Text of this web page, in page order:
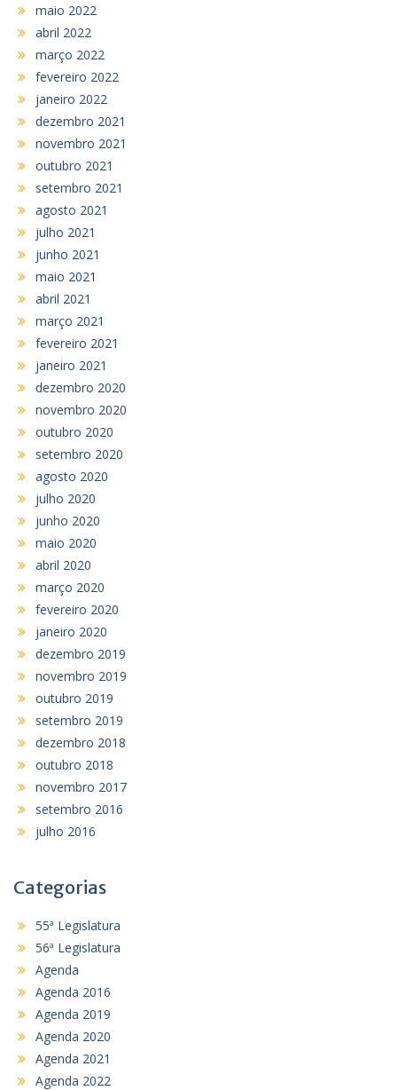
maio 2022
abril 2022
março 2022
fevereiro 2022
janeiro 2022
dezembro 2021
novembro 2021
outubro 2021
setembro 2021
agosto 2021
julho 2021
junho 2021
maio 2021
abril 2021
março 2021
fevereiro 2021
janeiro 2021
dezembro 2020
novembro 2020
outubro 2020
setembro 2020
agosto 2020
julho 2020
junho 2020
maio 2020
abril 2020
março 2020
fevereiro 2020
janeiro 2020
dezembro 2019
novembro 2019
outubro 2019
setembro 2019
dezembro 2018
outubro 2018
novembro 2017
setembro 2016
julho 2016
Categorias
55ª Legislatura
56ª Legislatura
Agenda
Agenda 2016
Agenda 2019
Agenda 2020
Agenda 2021
Agenda 2022